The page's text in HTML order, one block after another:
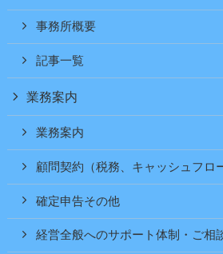
事務所概要
記事一覧
業務案内
業務案内
顧問契約（税務、キャッシュフロ
確定申告その他
経営全般へのサポート体制・ご相